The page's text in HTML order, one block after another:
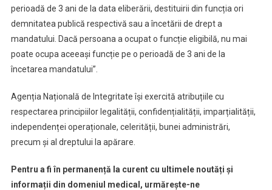
perioadă de 3 ani de la data eliberării, destituirii din funcția ori
demnitatea publică respectivă sau a încetării de drept a
mandatului. Dacă persoana a ocupat o funcție eligibilă, nu mai
poate ocupa aceeași funcție pe o perioadă de 3 ani de la
încetarea mandatului”.
Agenția Națională de Integritate își exercită atribuțiile cu
respectarea principiilor legalității, confidențialității, imparțialității,
independenței operaționale, celerității, bunei administrări,
precum și al dreptului la apărare.
Pentru a fi în permanență la curent cu ultimele noutăți și
informații din domeniul medical, urmărește-ne